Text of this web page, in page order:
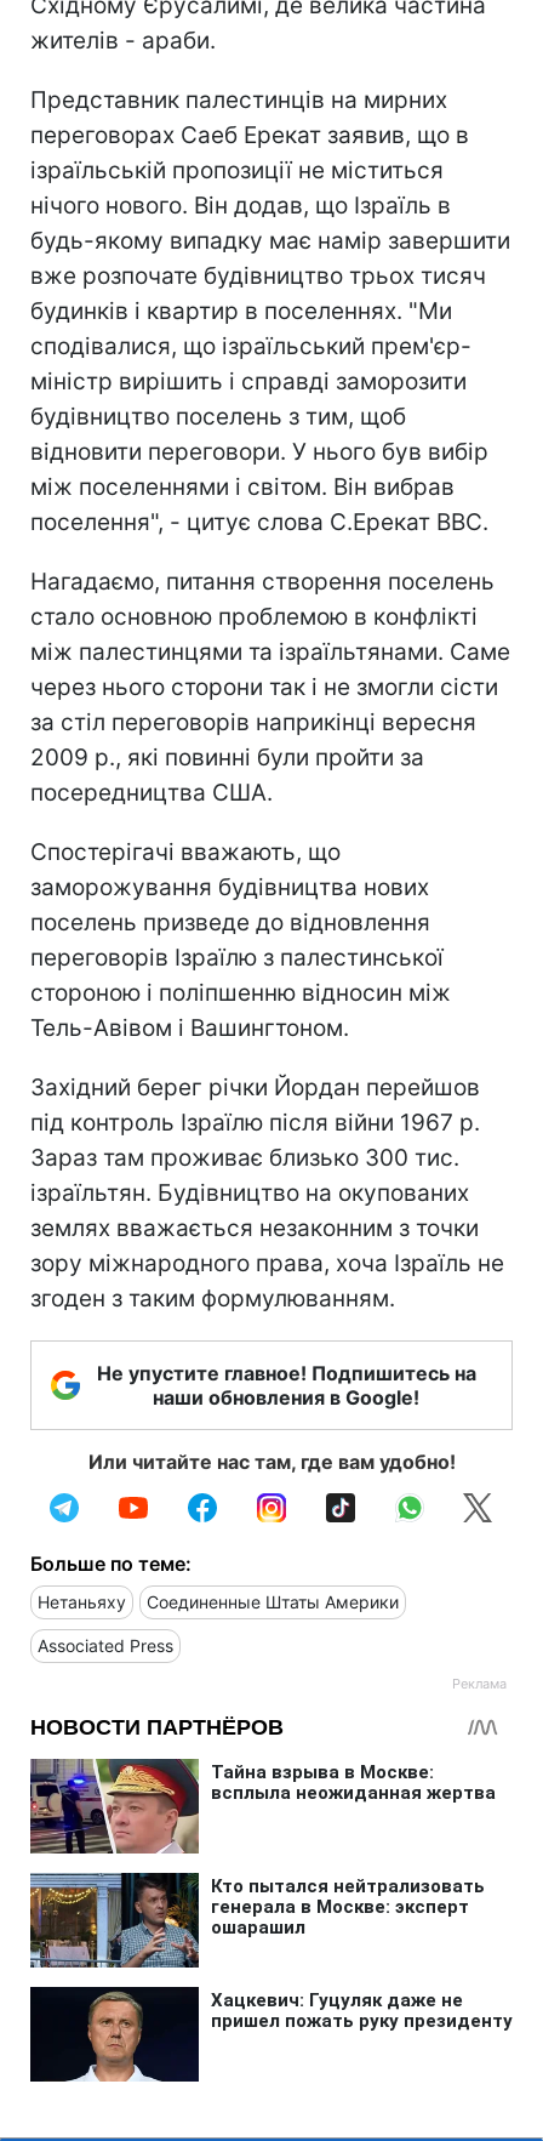
жителів - араби.
Представник палестинців на мирних
переговорах Саеб Ерекат заявив, що в
ізраїльській пропозиції не міститься
нічого нового. Він додав, що Ізраїль в
будь-якому випадку має намір завершити
вже розпочате будівництво трьох тисяч
будинків і квартир в поселеннях. "Ми
сподівалися, що ізраїльський прем'єр-
міністр вирішить і справді заморозити
будівництво поселень з тим, щоб
відновити переговори. У нього був вибір
між поселеннями і світом. Він вибрав
поселення", - цитує слова С.Ерекат ВВС.
Нагадаємо, питання створення поселень
стало основною проблемою в конфлікті
між палестинцями та ізраїльтянами. Саме
через нього сторони так і не змогли сісти
за стіл переговорів наприкінці вересня
2009 р., які повинні були пройти за
посередництва США.
Спостерігачі вважають, що
заморожування будівництва нових
поселень призведе до відновлення
переговорів Ізраїлю з палестинської
стороною і поліпшенню відносин між
Тель-Авівом і Вашингтоном.
Західний берег річки Йордан перейшов
під контроль Ізраїлю після війни 1967 р.
Зараз там проживає близько 300 тис.
ізраїльтян. Будівництво на окупованих
землях вважається незаконним з точки
зору міжнародного права, хоча Ізраїль не
згоден з таким формулюванням.
Не упустите главное! Подпишитесь на
наши обновления в Google!
Или читайте нас там, где вам удобно!
Больше по теме:
Нетаньяху Соединенные Штаты Америки
Associated Press